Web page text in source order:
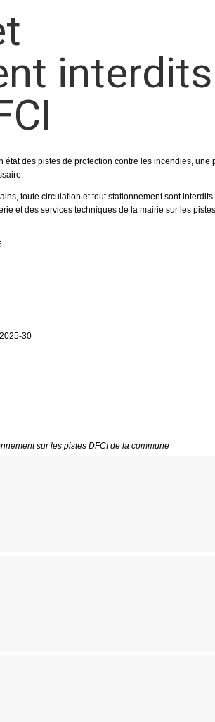
état des pistes de protection contre les incendies, une
toute circulation et tout stationnement sont interdits
et des services techniques de la mairie sur les
30
sur les pistes DFCI de la commune